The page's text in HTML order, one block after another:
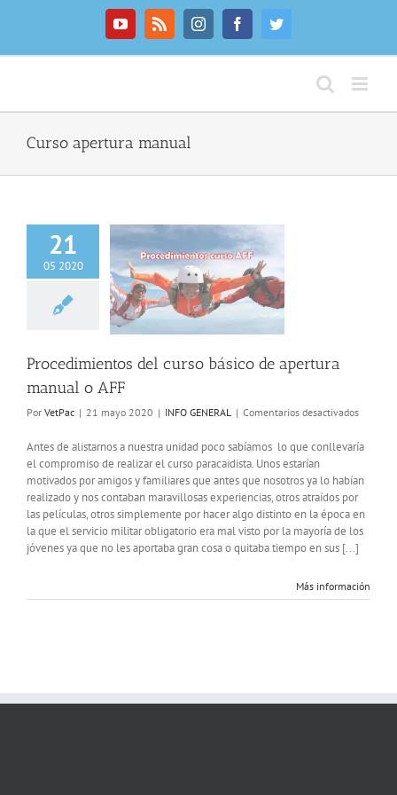
YouTubeRss InstagramFacebookTwitter
Curso apertura manual
21
05 2020
del curso
Procedimientos del curso básico de apertura
manual o AFF
Por VetPac | 21 mayo 2020 | INFO GENERAL | Comentarios desactivadosen
del
básico
o
Antes de alistarnos a nuestra unidad poco sabíamos lo que conllevaría
el compromiso de realizar el curso paracaidista. Unos estarían
motivados por amigos y familiares que antes que nosotros ya lo habían
realizado y nos contaban maravillosas experiencias, otros atraídos por
las películas, otros simplemente por hacer algo distinto en la época en
la que el servicio militar obligatorio era mal visto por la mayoría de los
jóvenes ya que no les aportaba gran cosa o quitaba tiempo en sus [...]
Más información